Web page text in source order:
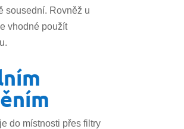
sousední. Rovněž u
vhodné použít
do místnosti přes filtry